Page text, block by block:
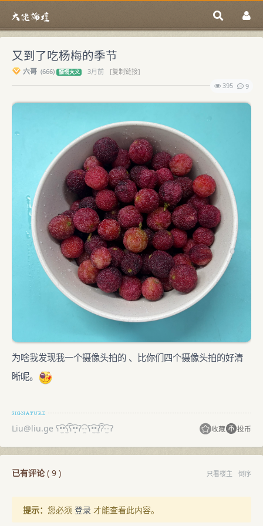
又到了吃杨梅的季节
六哥 (666) 慷慨大义 3月前
[复制链接]
395
9
为啥我发现我一个摄像头拍的 、比你们四个摄像头拍的好清
晰呢。
Liu@liu.ge ʕ•̫͡•ʕ̫͡ʕ•͓͡•ʔ-̫͡-ʕ•̫͡•ʔ̫͡ʔ-̫͡-ʔ 收藏 投币
已有评论( 9 ) 只看楼主 倒序
提示： 您必须 登录 才能查看此内容。